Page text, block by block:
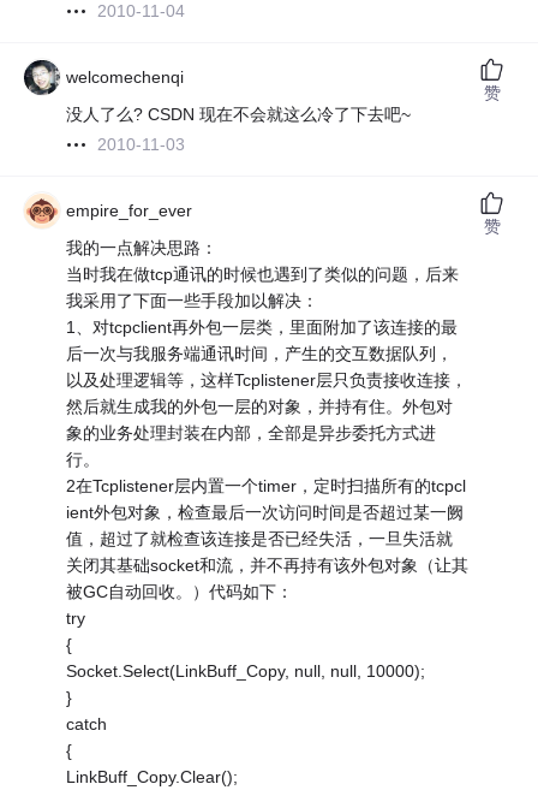
2010-11-04
welcomechenqi
没人了么? CSDN 现在不会就这么冷了下去吧~
2010-11-03
赞
empire_for_ever
我的一点解决思路：
当时我在做tcp通讯的时候也遇到了类似的问题，后来
我采用了下面一些手段加以解决：
1、对tcpclient再外包一层类，里面附加了该连接的最
后一次与我服务端通讯时间，产生的交互数据队列，
以及处理逻辑等，这样Tcplistener层只负责接收连接，
然后就生成我的外包一层的对象，并持有住。外包对
象的业务处理封装在内部，全部是异步委托方式进
行。
2在Tcplistener层内置一个timer，定时扫描所有的tcpcl
ient外包对象，检查最后一次访问时间是否超过某一阙
值，超过了就检查该连接是否已经失活，一旦失活就
关闭其基础socket和流，并不再持有该外包对象（让其
被GC自动回收。）代码如下：
try
{
Socket.Select(LinkBuff_Copy, null, null, 10000);
}
catch
{
LinkBuff_Copy.Clear();
赞